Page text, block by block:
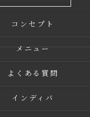
コンセプト
メニュー
よくある質問
インディバ